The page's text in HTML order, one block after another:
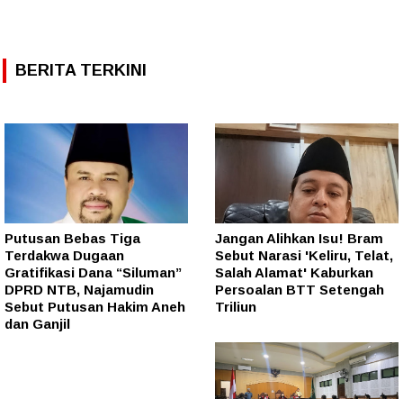
BERITA TERKINI
Putusan Bebas Tiga
Terdakwa Dugaan
Gratifikasi Dana “Siluman”
DPRD NTB, Najamudin
Sebut Putusan Hakim Aneh
dan Ganjil
Jangan Alihkan Isu! Bram
Sebut Narasi 'Keliru, Telat,
Salah Alamat' Kaburkan
Persoalan BTT Setengah
Triliun